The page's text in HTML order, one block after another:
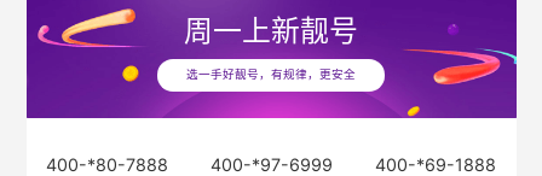
周一上新靓号
选一手好靓号，有规律，更安全
400-*80-7888 400-*97-6999
400-*69-1888